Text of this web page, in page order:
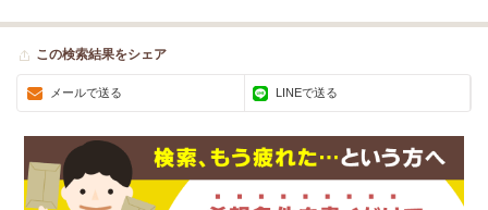
この検索結果をシェア
メールで送る LINEで送る